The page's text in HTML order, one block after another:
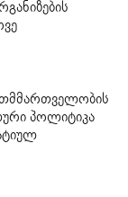
პოლიტიკა